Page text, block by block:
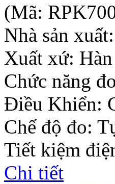
(Mã:
Nhà sản xuất:
Xuất xứ:
Chức năng
Điều Khiển:
Chế độ đo:
Tiết kiệm
Chi tiết